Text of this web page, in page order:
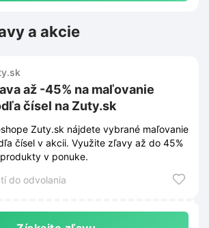
a akcie
až -45% na maľovanie
čísel na Zuty.sk
Zuty.sk nájdete vybrané maľovanie
čísel v akcii. Využite zľavy až do 45%
v ponuke.
do odvolania